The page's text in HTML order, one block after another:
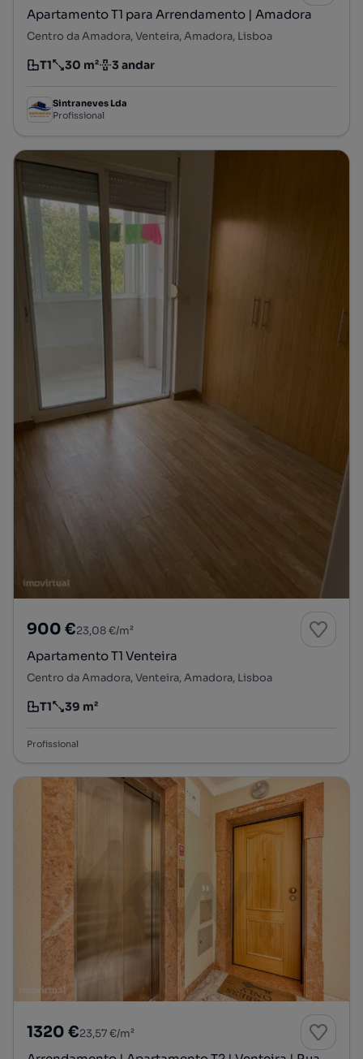
Apartamento T1 para Arrendamento | Amadora
Centro da Amadora, Venteira, Amadora, Lisboa
Tipologia
T1
Preço por metro quadrado
30 m²
Andar 3 andar
Sintraneves Lda
Profissional
900 €23,08 €/m²
Apartamento T1 Venteira
Centro da Amadora, Venteira, Amadora, Lisboa
Tipologia
T1
Preço por metro quadrado
39 m²
Profissional
1320 €23,57 €/m²